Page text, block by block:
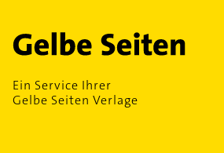
Ein Service Ihrer
Gelbe Seiten Verlage